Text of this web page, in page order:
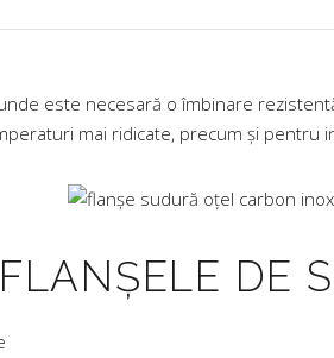
este necesară o îmbinare
mai ridicate, precum și pentru
DE